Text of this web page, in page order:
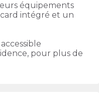
équipements
intégré et un
pour plus de